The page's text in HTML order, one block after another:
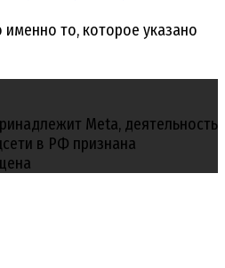
то, которое указано
Meta, деятельность
в РФ признана